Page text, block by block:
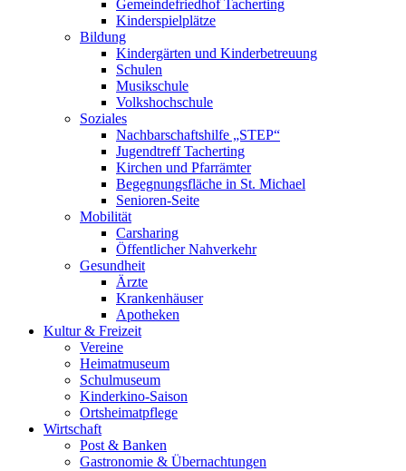
Gemeindefriedhof Tacherting
Kinderspielplätze
Bildung
Kindergärten und Kinderbetreuung
Schulen
Musikschule
Volkshochschule
Soziales
Nachbarschaftshilfe „STEP“
Jugendtreff Tacherting
Kirchen und Pfarrämter
Begegnungsfläche in St. Michael
Senioren-Seite
Mobilität
Carsharing
Öffentlicher Nahverkehr
Gesundheit
Ärzte
Krankenhäuser
Apotheken
Kultur & Freizeit
Vereine
Heimatmuseum
Schulmuseum
Kinderkino-Saison
Ortsheimatpflege
Wirtschaft
Post & Banken
Gastronomie & Übernachtungen